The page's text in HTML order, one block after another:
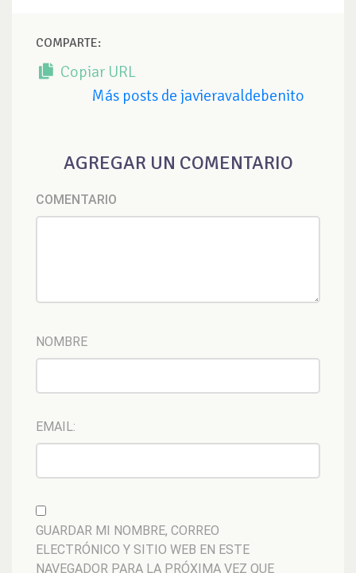
COMPARTE:
Copiar URL
Más posts de javieravaldebenito
AGREGAR UN COMENTARIO
COMENTARIO
NOMBRE
EMAIL:
GUARDAR MI NOMBRE, CORREO
ELECTRÓNICO Y SITIO WEB EN ESTE
NAVEGADOR PARA LA PRÓXIMA VEZ QUE